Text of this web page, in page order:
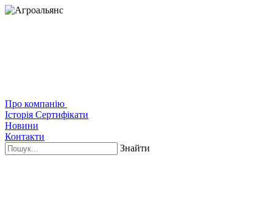
Про компанію
Історія Сертифікати
Новини
Контакти
Знайти